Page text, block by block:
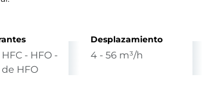
HFC - HFO -
HFO
Desplazamiento
4 - 56 m³/h